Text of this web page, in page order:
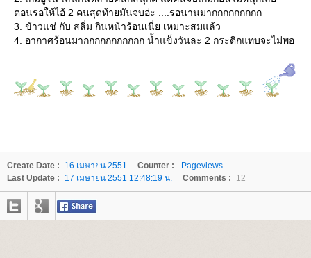
ตอนรอให้ไอ้ 2 คนสุดท้ายมันจบอ่ะ ....รอนานมากกกกกกกกก
3. ข้าวแช่ กับ สลิ่ม กินหน้าร้อนเนี่ย เหมาะสมแล้ว
4. อากาศร้อนมากกกกกกกกกกก น้ำแข็งวันละ 2 กระติกแทบจะไม่พอ
Create Date :
16 เมษายน 2551
Last Update :
17 เมษายน 2551 12:48:19 น.
Counter :
Pageviews.
Comments :
12